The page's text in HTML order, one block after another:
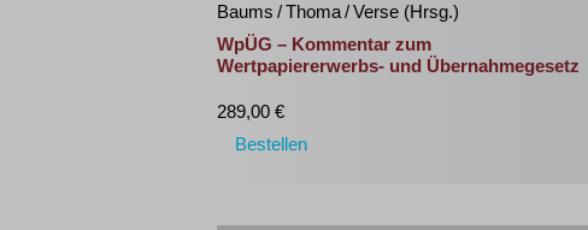
Baums / Thoma / Verse (Hrsg.)
WpÜG – Kommentar zum
Wertpapiererwerbs- und Übernahmegesetz
289,00 €
Bestellen